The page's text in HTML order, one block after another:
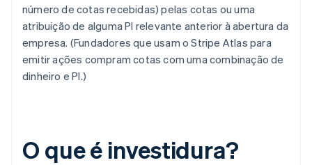
número de cotas recebidas) pelas cotas ou uma
atribuição de alguma PI relevante anterior à abertura da
empresa. (Fundadores que usam o Stripe Atlas para
emitir ações compram cotas com uma combinação de
dinheiro e PI.)
O que é investidura?